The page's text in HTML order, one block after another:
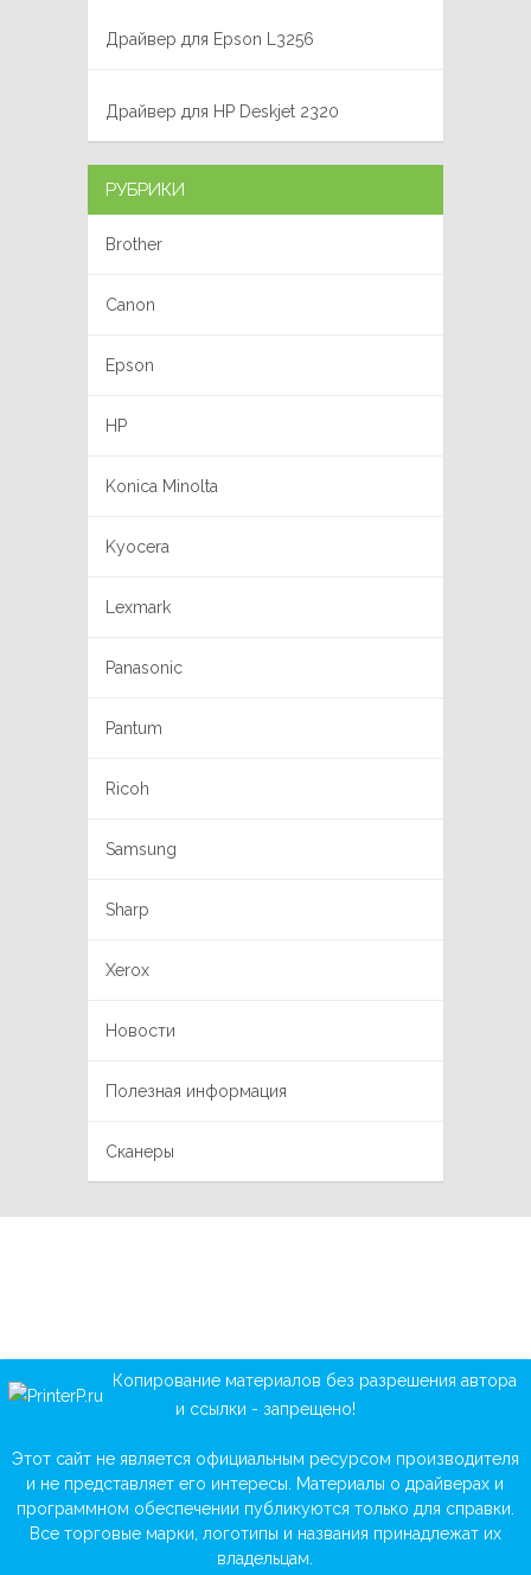
Драйвер для Epson L3256
Драйвер для HP Deskjet 2320
РУБРИКИ
Brother
Canon
Epson
HP
Konica Minolta
Kyocera
Lexmark
Panasonic
Pantum
Ricoh
Samsung
Sharp
Xerox
Новости
Полезная информация
Сканеры
Копирование материалов без разрешения автора
и ссылки - запрещено!
Этот сайт не является официальным ресурсом производителя
и не представляет его интересы. Материалы о драйверах и
программном обеспечении публикуются только для справки.
Все торговые марки, логотипы и названия принадлежат их
владельцам.